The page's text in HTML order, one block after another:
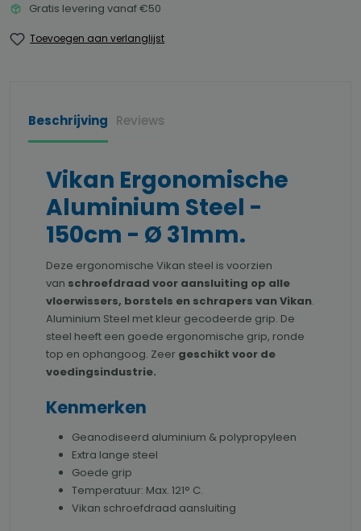
Gratis levering vanaf €50
Toevoegen aan verlanglijst
Beschrijving Reviews
Vikan Ergonomische
Aluminium Steel -
150cm - Ø 31mm.
Deze ergonomische Vikan steel is voorzien
van schroefdraad voor aansluiting op alle
vloerwissers, borstels en schrapers van Vikan.
Aluminium Steel met kleur gecodeerde grip. De
steel heeft een goede ergonomische grip, ronde
top en ophangoog. Zeer geschikt voor de
voedingsindustrie.
Kenmerken
Geanodiseerd aluminium & polypropyleen
Extra lange steel
Goede grip
Temperatuur: Max. 121° C.
Vikan schroefdraad aansluiting